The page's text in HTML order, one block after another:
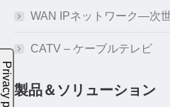
WAN IPネットワーク―次
CATV – ケーブルテレビ
製品＆ソリューション